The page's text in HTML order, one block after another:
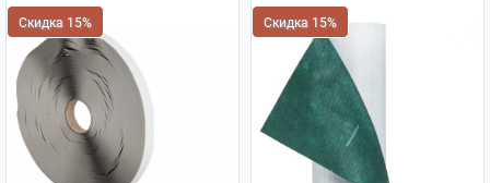
Скидка 15% Скидка 15%